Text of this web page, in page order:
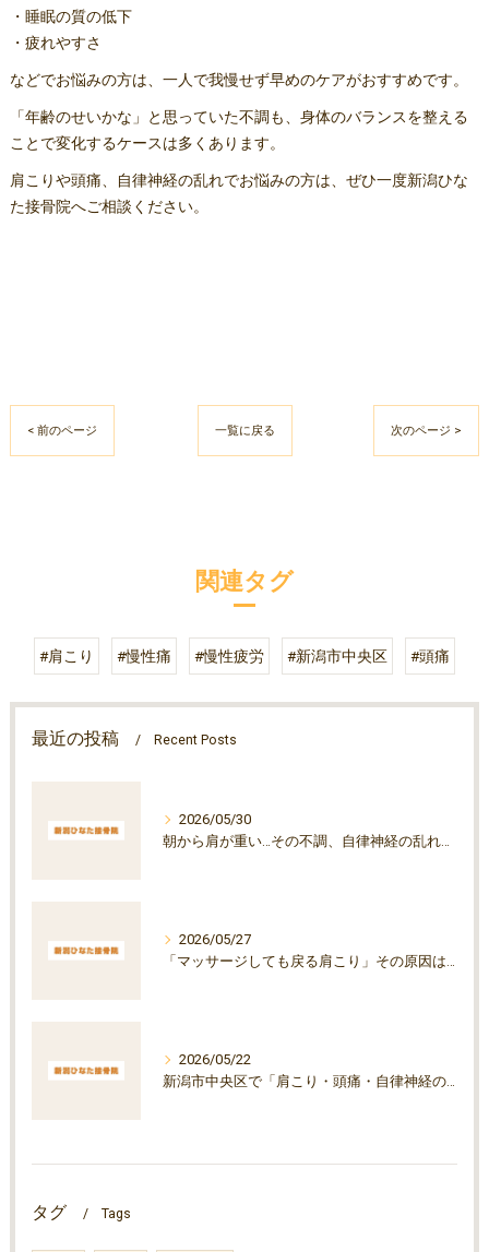
・睡眠の質の低下
・疲れやすさ
などでお悩みの方は、一人で我慢せず早めのケアがおすすめです。
「年齢のせいかな」と思っていた不調も、身体のバランスを整える
ことで変化するケースは多くあります。
肩こりや頭痛、自律神経の乱れでお悩みの方は、ぜひ一度新潟ひな
た接骨院へご相談ください。
< 前のページ 一覧に戻る 次のページ >
関連タグ
#肩こり #慢性痛 #慢性疲労 #新潟市中央区 #頭痛
最近の投稿 Recent Posts
2026/05/30
朝から肩が重い…その不調、自律神経の乱れが原因かもしれません
2026/05/27
2026/05/22
新潟市中央区で「肩こり・頭痛・自律神経の乱れ」にお悩みの方へ
タグ Tags